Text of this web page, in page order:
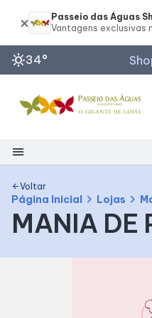
sunny34°
Horários de
Lojas
Acessar
menu
Shopping
Mapa Interno
Como Chegar
arrow_backVoltar
Página Inicial chevron_right Lojas chevron_right
MANIA DE
Passeio das Águas